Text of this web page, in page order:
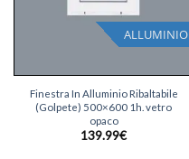
ALLUMINIO
Finestra In Alluminio Ribaltabile
(Golpete) 500×600 1h. vetro
opaco
139.99€